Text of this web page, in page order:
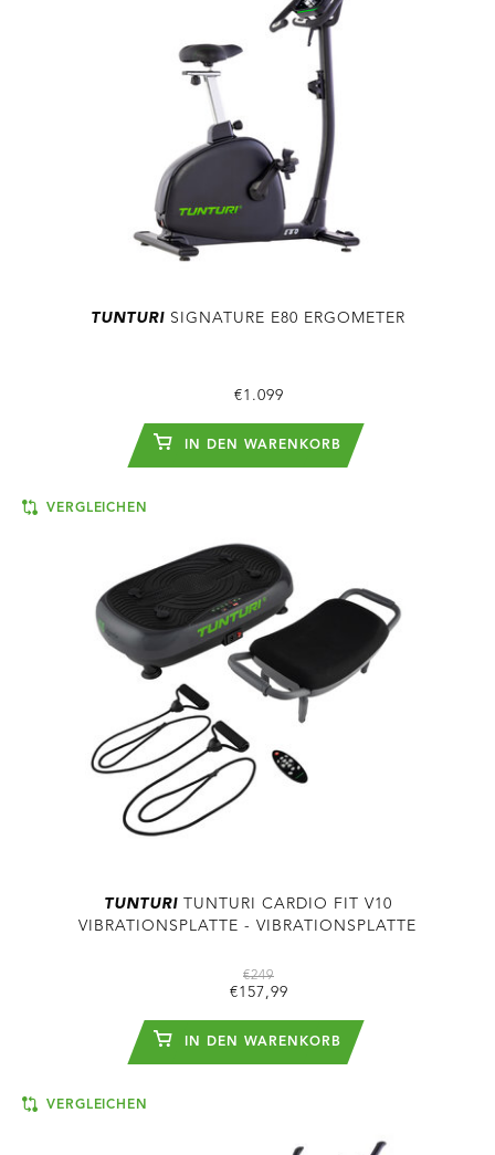
TUNTURISIGNATURE E80 ERGOMETER
€1.099
IN DEN WARENKORB
VERGLEICHEN
TUNTURITUNTURI CARDIO FIT V10
VIBRATIONSPLATTE - VIBRATIONSPLATTE
€249
€157,99
IN DEN WARENKORB
VERGLEICHEN